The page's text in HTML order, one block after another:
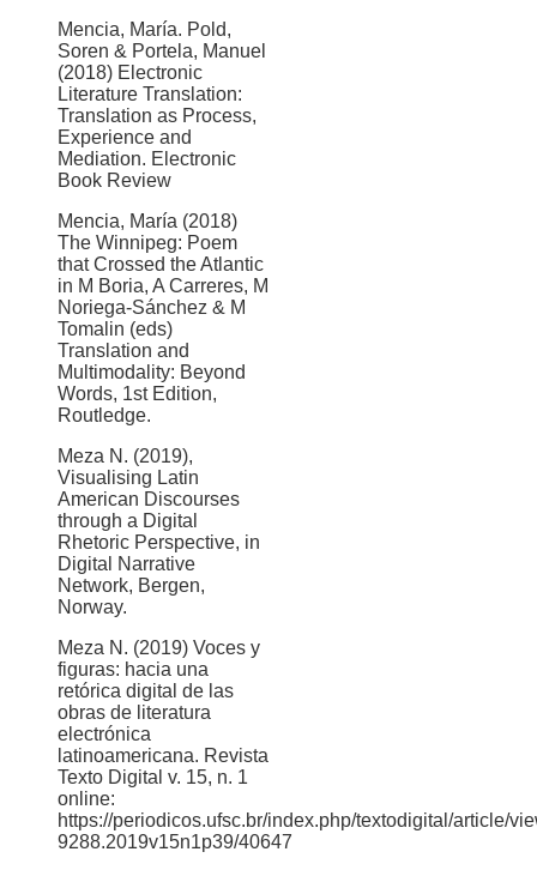
Mencia, María. Pold,
Soren & Portela, Manuel
(2018) Electronic
Literature Translation:
Translation as Process,
Experience and
Mediation. Electronic
Book Review
Mencia, María (2018)
The Winnipeg: Poem
that Crossed the Atlantic
in M Boria, A Carreres, M
Noriega-Sánchez & M
Tomalin (eds)
Translation and
Multimodality: Beyond
Words, 1st Edition,
Routledge.
Meza N. (2019),
Visualising Latin
American Discourses
through a Digital
Rhetoric Perspective, in
Digital Narrative
Network, Bergen,
Norway.
Meza N. (2019) Voces y
figuras: hacia una
retórica digital de las
obras de literatura
electrónica
latinoamericana. Revista
Texto Digital v. 15, n. 1
online:
https://periodicos.ufsc.br/index.php/textodigital/article/
9288.2019v15n1p39/40647